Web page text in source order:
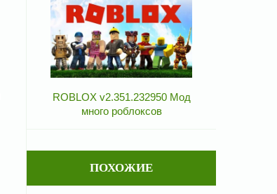
ROBLOX v2.351.232950 Мод
много роблоксов
ПОХОЖИЕ